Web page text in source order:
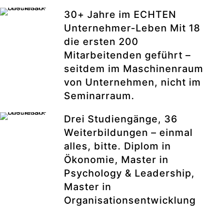
30+ Jahre im ECHTEN
Unternehmer-Leben Mit 18
die ersten 200
Mitarbeitenden geführt –
seitdem im Maschinenraum
von Unternehmen, nicht im
Seminarraum.
Drei Studiengänge, 36
Weiterbildungen – einmal
alles, bitte. Diplom in
Ökonomie, Master in
Psychology & Leadership,
Master in
Organisationsentwicklung